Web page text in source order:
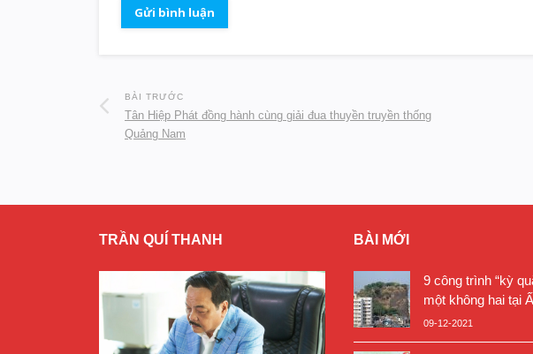
BÀI TRƯỚC
Tân Hiệp Phát đồng hành cùng giải đua thuyền truyền thống
Quảng Nam
TRẦN QUÍ THANH BÀI MỚI
9 công trình “kỳ
một không hai tại
09-12-2021